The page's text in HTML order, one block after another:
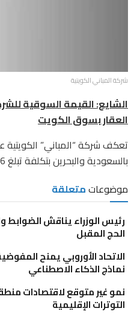
شركة المباني الكويتية
العقار بسوق الكويت
بالسعودية والبحرين بتكلفة تبلغ 5.6 مليار دولار.
موضوعاتمتعلقة
رئيس الوزراء يناقش الضوابط
الحج المقبل
الاتحاد الأوروبي يمنح
نماذج الذكاء الاصطناعي
نمو غير متوقع لاقتصادات
التوترات الإقليمية